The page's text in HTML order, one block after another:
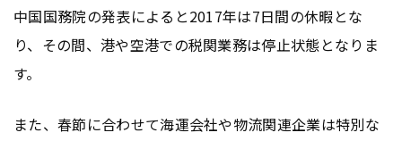
中国国務院の発表によると2017年は7日間の休暇とな
り、その間、港や空港での税関業務は停止状態となりま
す。
また、春節に合わせて海運会社や物流関連企業は特別な